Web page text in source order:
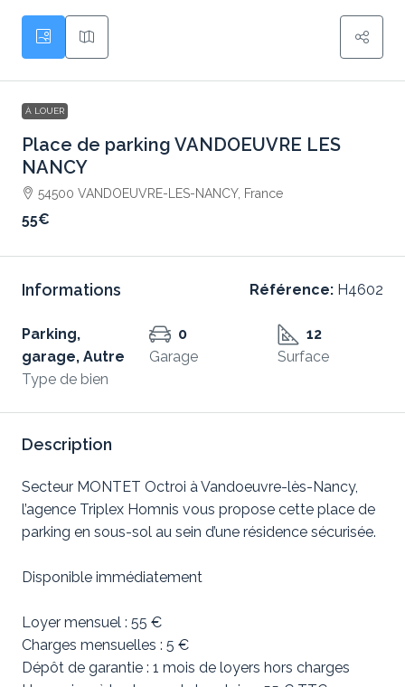
À LOUER
Place de parking VANDOEUVRE LES
NANCY
54500 VANDOEUVRE-LES-NANCY, France
55€
Informations Référence: H4602
Parking,
garage, Autre
Type de bien
0
Garage
12
Surface
Description
Secteur MONTET Octroi à Vandoeuvre-lès-Nancy,
l’agence Triplex Homnis vous propose cette place de
parking en sous-sol au sein d’une résidence sécurisée.
Disponible immédiatement
Loyer mensuel : 55 €
Charges mensuelles : 5 €
Dépôt de garantie : 1 mois de loyers hors charges